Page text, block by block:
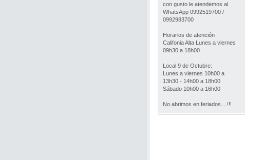
con gusto le atendemos al
WhatsApp 0992519700 /
0992983700
Horarios de atención
Califonia Alta Lunes a viernes
09h30 a 18h00
Local 9 de Octubre:
Lunes a viernes 10h00 a
13h30 - 14h00 a 18h00
Sábado 10h00 a 16h00
No abrimos en feriados....!!!